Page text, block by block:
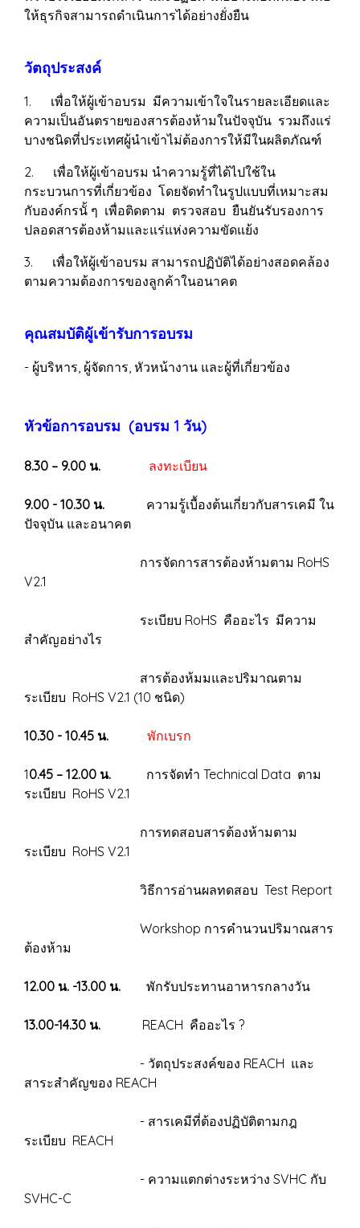
ให้ธุรกิจสามารถดำเนินการได้อย่างยั่งยืน
วัตถุประสงค์
1. เพื่อให้ผู้เข้าอบรม มีความเข้าใจในรายละเอียดและ
ความเป็นอันตรายของสารต้องห้ามในปัจจุบัน รวมถึงแร่
บางชนิดที่ประเทศผู้นำเข้าไม่ต้องการให้มีในผลิตภัณฑ์
2. เพื่อให้ผู้เข้าอบรม นำความรู้ที่ได้ไปใช้ใน
กระบวนการที่เกี่ยวข้อง โดยจัดทำในรูปแบบที่เหมาะสม
กับองค์กรนั้ ๆ เพื่อติดตาม ตรวจสอบ ยืนยันรับรองการ
ปลอดสารต้องห้ามและแร่แห่งความขัดแย้ง
3. เพื่อให้ผู้เข้าอบรม สามารถปฏิบัติได้อย่างสอดคล้อง
ตามความต้องการของลูกค้าในอนาคต
คุณสมบัติผู้เข้ารับการอบรม
- ผู้บริหาร, ผู้จัดการ, หัวหน้างาน และผู้ที่เกี่ยวข้อง
หัวข้อการอบรม (อบรม 1 วัน)
8.30 – 9.00 น. ลงทะเบียน
9.00 - 10.30 น.
ความรู้เบื้องต้นเกี่ยวกับสารเคมี ใน
ปัจจุบัน และอนาคต
การจัดการสารต้องห้ามตาม RoHS
V2.1
ระเบียบ RoHS คืออะไร มีความ
สำคัญอย่างไร
สารต้องห้มมและปริมาณตาม
ระเบียบ RoHS V2.1 (10 ชนิด)
10.30 - 10.45 น. พักเบรก
10.45 – 12.00 น. การจัดทำ Technical Data ตาม
ระเบียบ RoHS V2.1
การทดสอบสารต้องห้ามตาม
ระเบียบ RoHS V2.1
วิธีการอ่านผลทดสอบ Test Report
Workshop การคำนวนปริมาณสาร
ต้องห้าม
12.00 น. -13.00 น. พักรับประทานอาหารกลางวัน
13.00-14.30 น. REACH คืออะไร ?
- วัตถุประสงค์ของ REACH และ
สาระสำคัญของ REACH
- สารเคมีที่ต้องปฏิบัติตามกฎ
ระเบียบ REACH
- ความแตกต่างระหว่าง SVHC กับ
SVHC-C